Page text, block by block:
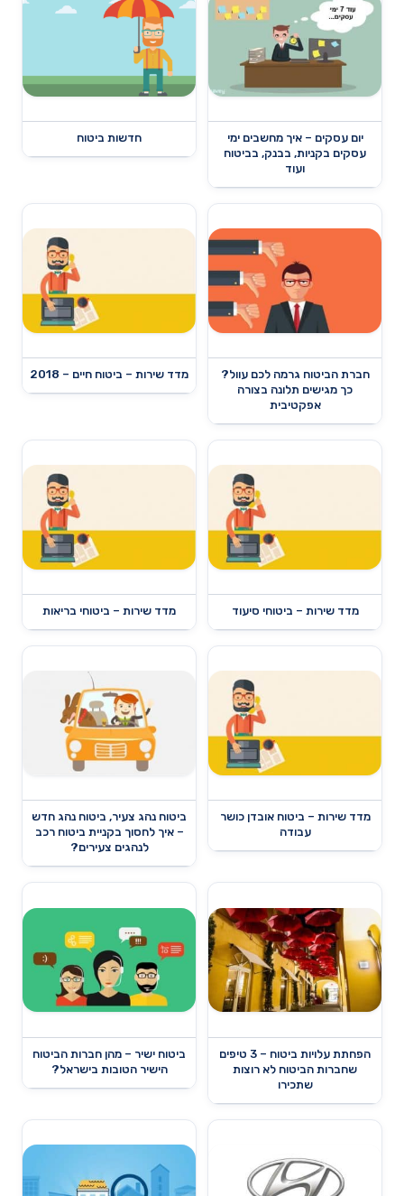
יום עסקים – איך מחשבים ימי
עסקים בקניות, בבנק, בביטוח
ועוד
חדשות ביטוח
חברת הביטוח גרמה לכם עוול?
כך מגישים תלונה בצורה
אפקטיבית
מדד שירות – ביטוח חיים – 2018
מדד שירות – ביטוחי סיעוד מדד שירות – ביטוחי בריאות
מדד שירות – ביטוח אובדן כושר
עבודה
ביטוח נהג צעיר, ביטוח נהג חדש
– איך לחסוך בקניית ביטוח רכב
לנהגים צעירים?
הפחתת עלויות ביטוח – 3 טיפים
שחברות הביטוח לא רוצות
שתכירו
ביטוח ישיר – מהן חברות הביטוח
הישיר הטובות בישראל?